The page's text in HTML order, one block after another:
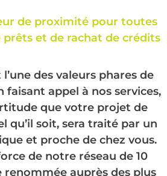
de proximité pour toutes
prêts et de rachat de crédits
des valeurs phares de
faisant appel à nos services,
que votre projet de
qu’il soit, sera traité par un
et proche de chez vous.
de notre réseau de 10
renommée auprès des plus